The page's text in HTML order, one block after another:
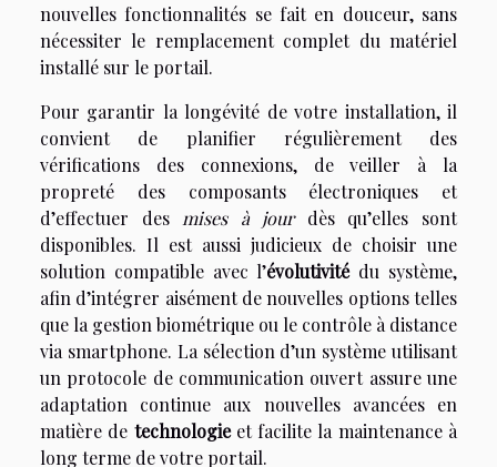
nouvelles fonctionnalités se fait en douceur, sans
nécessiter le remplacement complet du matériel
installé sur le portail.
Pour garantir la longévité de votre installation, il
convient de planifier régulièrement des
vérifications des connexions, de veiller à la
propreté des composants électroniques et
d’effectuer des mises à jourdès qu’elles sont
disponibles. Il est aussi judicieux de choisir une
solution compatible avec l’évolutivitédu système,
afin d’intégrer aisément de nouvelles options telles
que la gestion biométrique ou le contrôle à distance
via smartphone. La sélection d’un système utilisant
un protocole de communication ouvert assure une
adaptation continue aux nouvelles avancées en
matière de technologieet facilite la maintenance à
long terme de votre portail.